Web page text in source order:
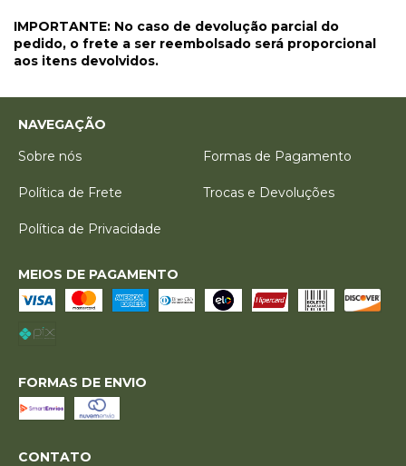
IMPORTANTE: No caso de devolução parcial do
pedido, o frete a ser reembolsado será proporcional
aos itens devolvidos.
NAVEGAÇÃO
Sobre nós
Formas de Pagamento
Política de Frete Trocas e Devoluções
Política de Privacidade
MEIOS DE PAGAMENTO
FORMAS DE ENVIO
CONTATO